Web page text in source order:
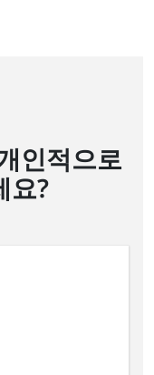
인적으로
요?